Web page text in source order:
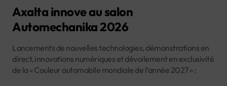
Axalta innove au salon
Automechanika 2026
Lancements de nouvelles technologies, démonstrations en
direct, innovations numériques et dévoilement en exclusivité
de la « Couleur automobile mondiale de l’année 2027 » :